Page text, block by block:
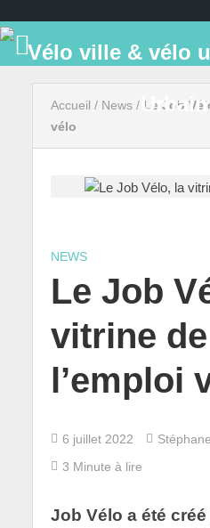
Accueil / News/ Le Job
vélo
NEWS
Le Job
vitrine de
l’emploi
6 juillet 2022
3 Minute à lire
Job Vélo a été